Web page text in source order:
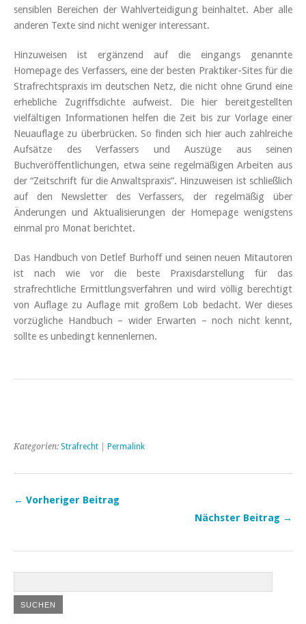
sensiblen Bereichen der Wahlverteidigung beinhaltet. Aber alle
anderen Texte sind nicht weniger interessant.
Hinzuweisen ist ergänzend auf die eingangs genannte
Homepage des Verfassers, eine der besten Praktiker-Sites für die
Strafrechtspraxis im deutschen Netz, die nicht ohne Grund eine
erhebliche Zugriffsdichte aufweist. Die hier bereitgestellten
vielfältigen Informationen helfen die Zeit bis zur Vorlage einer
Neuauflage zu überbrücken. So finden sich hier auch zahlreiche
Aufsätze des Verfassers und Auszüge aus seinen
Buchveröffentlichungen, etwa seine regelmäßigen Arbeiten aus
der “Zeitschrift für die Anwaltspraxis”. Hinzuweisen ist schließlich
auf den Newsletter des Verfassers, der regelmäßig über
Änderungen und Aktualisierungen der Homepage wenigstens
einmal pro Monat berichtet.
Das Handbuch von Detlef Burhoff und seinen neuen Mitautoren
ist nach wie vor die beste Praxisdarstellung für das
strafrechtliche Ermittlungsverfahren und wird völlig berechtigt
von Auflage zu Auflage mit großem Lob bedacht. Wer dieses
vorzügliche Handbuch – wider Erwarten – noch nicht kennt,
sollte es unbedingt kennenlernen.
Kategorien: Strafrecht Permalink
← Vorheriger Beitrag
Nächster Beitrag →